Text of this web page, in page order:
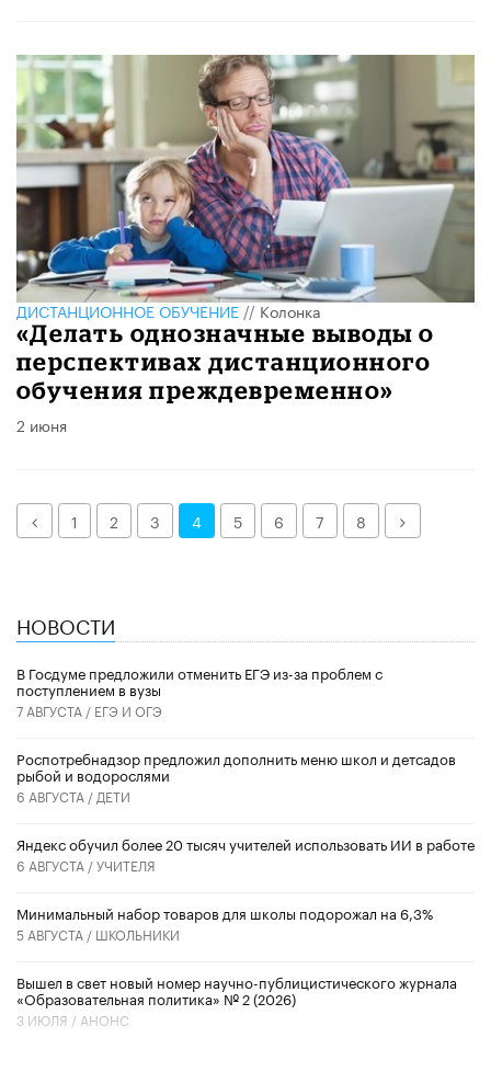
ДИСТАНЦИОННОЕ ОБУЧЕНИЕ//Колонка
«Делать однозначные выводы о
перспективах дистанционного
обучения преждевременно»
2 июня
Назад1 2 3 4 5 6 7 8 Далее
НОВОСТИ
В Госдуме предложили отменить ЕГЭ из-за проблем с
поступлением в вузы
7 АВГУСТА / ЕГЭ И ОГЭ
Роспотребнадзор предложил дополнить меню школ и детсадов
рыбой и водорослями
6 АВГУСТА / ДЕТИ
​Яндекс обучил более 20 тысяч учителей использовать ИИ в работе
6 АВГУСТА /УЧИТЕЛЯ
Минимальный набор товаров для школы подорожал на 6,3%
5 АВГУСТА / ШКОЛЬНИКИ
Вышел в свет новый номер научно-публицистического журнала
«Образовательная политика» № 2 (2026)
3 ИЮЛЯ / АНОНС